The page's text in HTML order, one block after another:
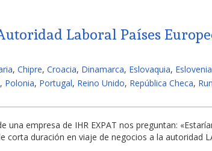
Laboral Países
, Chipre, Croacia, Dinamarca, Eslovaquia, Eslovenia
, Polonia, Portugal, Reino Unido, República Checa,
una empresa de IHR EXPAT nos preguntan:
duración en viaje de negocios a la autoridad